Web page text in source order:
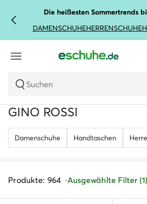
Die heißesten Sommertrends
DAMENSCHUHEHERRENSCHUHE
Suchen
GINO ROSSI
Damenschuhe Handtaschen
Produkte: 964 Ausgewählte Filter (1)